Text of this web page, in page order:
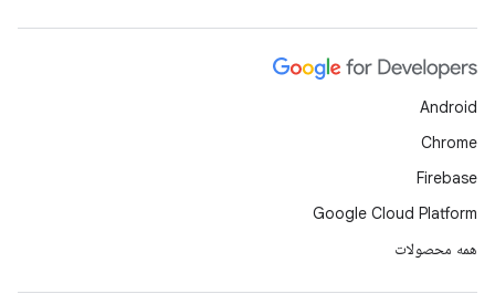
Android
Chrome
Firebase
Google Cloud Platform
همه محصولات